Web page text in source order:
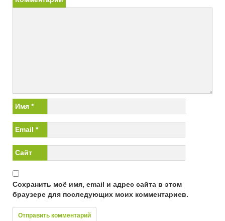
Имя *
Email *
Сайт
Сохранить моё имя, email и адрес сайта в этом
браузере для последующих моих комментариев.